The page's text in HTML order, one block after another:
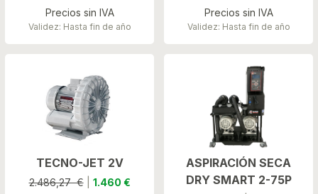
Precios sin IVA
Validez: Hasta fin de año
Precios sin IVA
Validez: Hasta fin de año
TECNO-JET 2V
2.486,27 €| 1.460 €
ASPIRACIÓN SECA
DRY SMART 2-75P